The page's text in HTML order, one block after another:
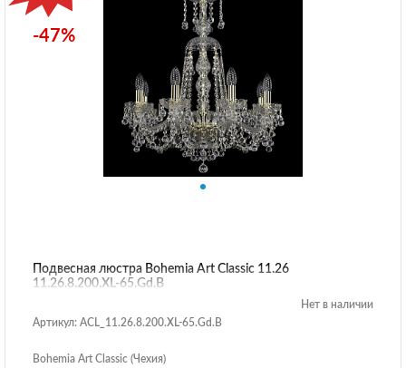
-47%
Подвесная люстра Bohemia Art Classic 11.26
11.26.8.200.XL-65.Gd.B
Нет в наличии
Артикул: ACL_11.26.8.200.XL-65.Gd.B
Bohemia Art Classic (Чехия)